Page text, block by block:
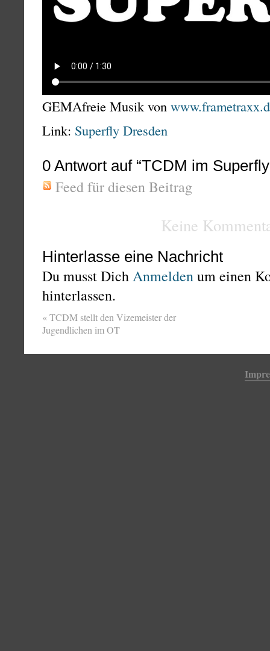
GEMAfreie Musik von
Link: Superfly Dresden
0 Antwort auf “TCDM im
Feed für diesen Beitrag
Keine
Hinterlasse eine Nachricht
Du musst DichAnmeldenum einen
hinterlassen.
«TCDM stellt den Vizemeister der
Jugendlichen im OT